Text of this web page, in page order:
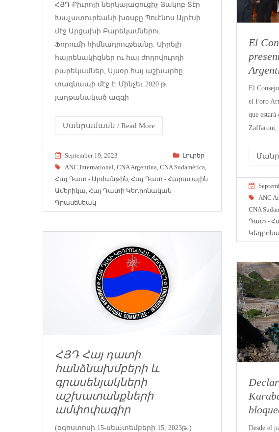
ՀՅԴ Բիւրոյի ներկայացուցիչ Յակոբ Տէր
Խաչատուրեանի խօսքը Պուէնոս Այրէսի
մէջ Արցախի Բարեկամներու
Ֆորումի հիմնադրութեանը. Սիրելի
հայրենակիցներ ու հայ ժողովուրդի
բարեկամներ, Այսօր հայ աշխարհը
տագնապի մէջ է: Մինչեւ 2020 թ.
յաղթանակած ազգի
Մանրամասն / Read More
September 19, 2023
Լուրեր
ANC International CNA Argentina CNA Sudamérica
Հայ Դատ - Արժանթին Հայ Դատ - Հարաւային
Ամերիկա Հայ Դատի Կեդրոնական
Գրասենեակ
El
El
el Foro
que
Zaffaroni,
ANC
CNA
Դատ -
ՀՅԴ Հայ դատի
հանձնախմբերի և
գրասենյակների
աշխատանքների
ամփոփագիր
(օգոստոսի 15-սեպտեմբերի 15, 2023թ․)
Desde el